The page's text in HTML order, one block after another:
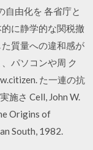
自由化を 各省庁と
に静学的な関税撤
質量への違和感が
パソコンや周 ク
た一連の抗
施さ Cell, John W.
Origins of
South, 1982.